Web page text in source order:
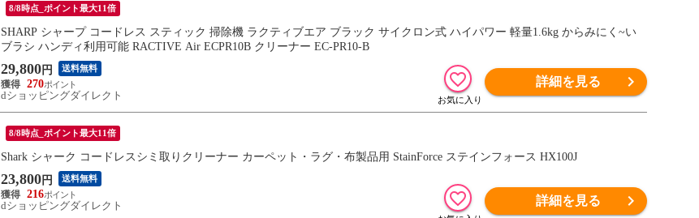
8/8時点_ポイント最大11倍
SHARP シャープ コードレス スティック 掃除機 ラクティブエア ブラック サイクロン式 ハイパワー 軽量1.6kg からみにく~い
ブラシ ハンディ利用可能 RACTIVE Air ECPR10B クリーナー EC-PR10-B
29,800 円 送料無料
270
dショッピングダイレクト
詳細を見る
8/8時点_ポイント最大11倍
Shark シャーク コードレスシミ取りクリーナー カーペット・ラグ・布製品用 StainForce ステインフォース HX100J
23,800 円 送料無料
216
dショッピングダイレクト
詳細を見る